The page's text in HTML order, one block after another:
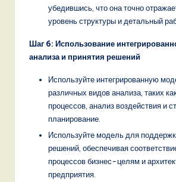
убедившись, что она точно
уровень структуры и детальный
Шаг 6: Использование
анализа и принятия решений
Используйте интегрированную
различных видов анализа, таких
процессов, анализ воздействия и
планирование.
Используйте модель для
решений, обеспечивая
процессов бизнес-целям и
предприятия.